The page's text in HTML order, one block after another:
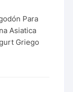
Para
Asiatica
Griego